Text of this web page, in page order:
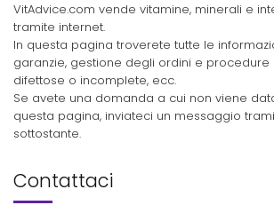
VitAdvice.com vende vitamine, minerali e
tramite internet.
In questa pagina troverete tutte le
garanzie, gestione degli ordini e procedure
difettose o incomplete, ecc.
Se avete una domanda a cui non viene
questa pagina, inviateci un messaggio
sottostante.
Contattaci